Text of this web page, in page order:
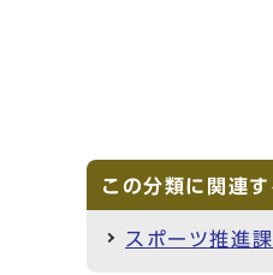
この分類に関連
スポーツ推進